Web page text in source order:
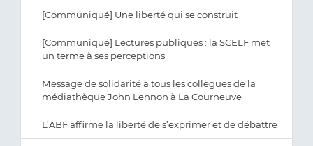
[Communiqué] Une liberté qui se construit
[Communiqué] Lectures publiques : la SCELF met
un terme à ses perceptions
Message de solidarité à tous les collègues de la
médiathèque John Lennon à La Courneuve
L’ABF affirme la liberté de s’exprimer et de débattre